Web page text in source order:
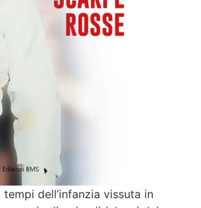
dell’infanzia vissuta in